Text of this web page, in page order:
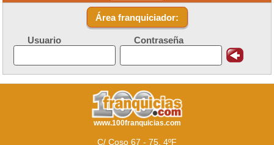
Área franquiciador:
Usuario Contraseña
www.100franquicias.com
C/ Coso 67 - 75, 4ºF